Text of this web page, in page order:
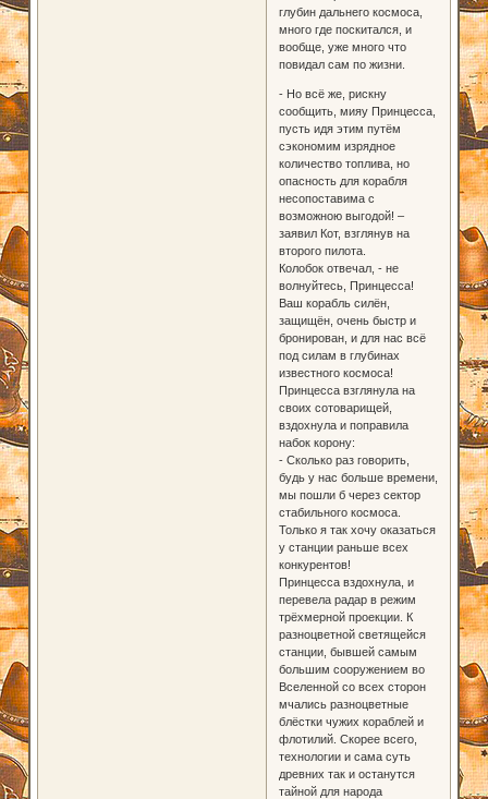
глубин дальнего космоса,
много где поскитался, и
вообще, уже много что
повидал сам по жизни.
- Но всё же, рискну
сообщить, мияу Принцесса,
пусть идя этим путём
сэкономим изрядное
количество топлива, но
опасность для корабля
несопоставима с
возможною выгодой! –
заявил Кот, взглянув на
второго пилота.
Колобок отвечал, - не
волнуйтесь, Принцесса!
Ваш корабль силён,
защищён, очень быстр и
бронирован, и для нас всё
под силам в глубинах
известного космоса!
Принцесса взглянула на
своих сотоварищей,
вздохнула и поправила
набок корону:
- Сколько раз говорить,
будь у нас больше времени,
мы пошли б через сектор
стабильного космоса.
Только я так хочу оказаться
у станции раньше всех
конкурентов!
Принцесса вздохнула, и
перевела радар в режим
трёхмерной проекции. К
разноцветной светящейся
станции, бывшей самым
большим сооружением во
Вселенной со всех сторон
мчались разноцветные
блёстки чужих кораблей и
флотилий. Скорее всего,
технологии и сама суть
древних так и останутся
тайной для народа